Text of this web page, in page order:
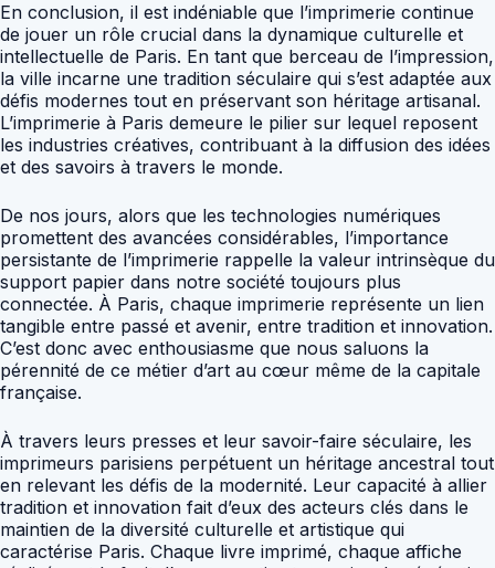
En conclusion, il est indéniable que l’imprimerie continue
de jouer un rôle crucial dans la dynamique culturelle et
intellectuelle de Paris. En tant que berceau de l’impression,
la ville incarne une tradition séculaire qui s’est adaptée aux
défis modernes tout en préservant son héritage artisanal.
L’imprimerie à Paris demeure le pilier sur lequel reposent
les industries créatives, contribuant à la diffusion des idées
et des savoirs à travers le monde.
De nos jours, alors que les technologies numériques
promettent des avancées considérables, l’importance
persistante de l’imprimerie rappelle la valeur intrinsèque du
support papier dans notre société toujours plus
connectée. À Paris, chaque imprimerie représente un lien
tangible entre passé et avenir, entre tradition et innovation.
C’est donc avec enthousiasme que nous saluons la
pérennité de ce métier d’art au cœur même de la capitale
française.
À travers leurs presses et leur savoir-faire séculaire, les
imprimeurs parisiens perpétuent un héritage ancestral tout
en relevant les défis de la modernité. Leur capacité à allier
tradition et innovation fait d’eux des acteurs clés dans le
maintien de la diversité culturelle et artistique qui
caractérise Paris. Chaque livre imprimé, chaque affiche